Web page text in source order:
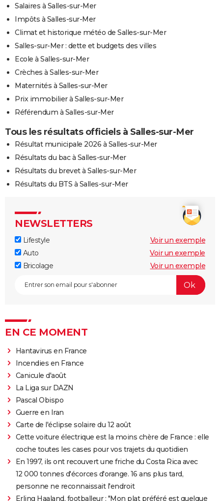
Salaires à Salles-sur-Mer
Impôts à Salles-sur-Mer
Climat et historique météo de Salles-sur-Mer
Salles-sur-Mer : dette et budgets des villes
Ecole à Salles-sur-Mer
Crèches à Salles-sur-Mer
Maternités à Salles-sur-Mer
Prix immobilier à Salles-sur-Mer
Référendum à Salles-sur-Mer
Tous les résultats officiels à Salles-sur-Mer
Résultat municipale 2026 à Salles-sur-Mer
Résultats du bac à Salles-sur-Mer
Résultats du brevet à Salles-sur-Mer
Résultats du BTS à Salles-sur-Mer
NEWSLETTERS
Lifestyle
Voir un exemple
Auto
Voir un exemple
Bricolage
Voir un exemple
EN CE MOMENT
Hantavirus en France
Incendies en France
Canicule d'août
La Liga sur DAZN
Pascal Obispo
Guerre en Iran
Carte de l'éclipse solaire du 12 août
Cette voiture électrique est la moins chère de France : elle
coche toutes les cases pour vos trajets du quotidien
En 1997, ils ont recouvert une friche du Costa Rica avec
12 000 tonnes d'écorces d'orange. 16 ans plus tard,
personne ne reconnaissait l'endroit
Erling Haaland, footballeur : "Mon plat préféré est quelque